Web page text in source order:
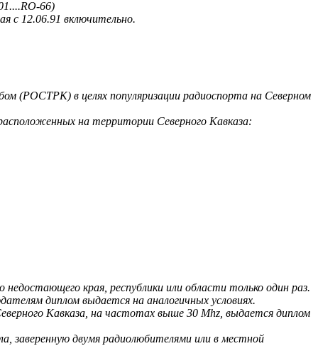
66)
с 12.06.91 включительно.
(РОСТРК) в целях популяризации радиоспорта на Северном
на территории Северного Кавказа:
края, республики или области только один раз.
диплом выдается на аналогичных условиях.
Кавказа, на частотах выше 30 Mhz, выдается диплом
заверенную двумя радиолюбителями или в местной